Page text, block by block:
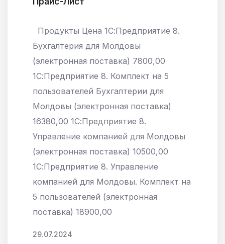
Продукты Цена 1С:Предприятие 8.
Бухгалтерия для Молдовы
(электронная поставка) 7800,00
1С:Предприятие 8. Комплект на 5
пользователей Бухгалтерии для
Молдовы (электронная поставка)
16380,00 1С:Предприятие 8.
Управление компанией для Молдовы
(электронная поставка) 10500,00
1С:Предприятие 8. Управление
компанией для Молдовы. Комплект на
5 пользователей (электронная
поставка) 18900,00
29.07.2024